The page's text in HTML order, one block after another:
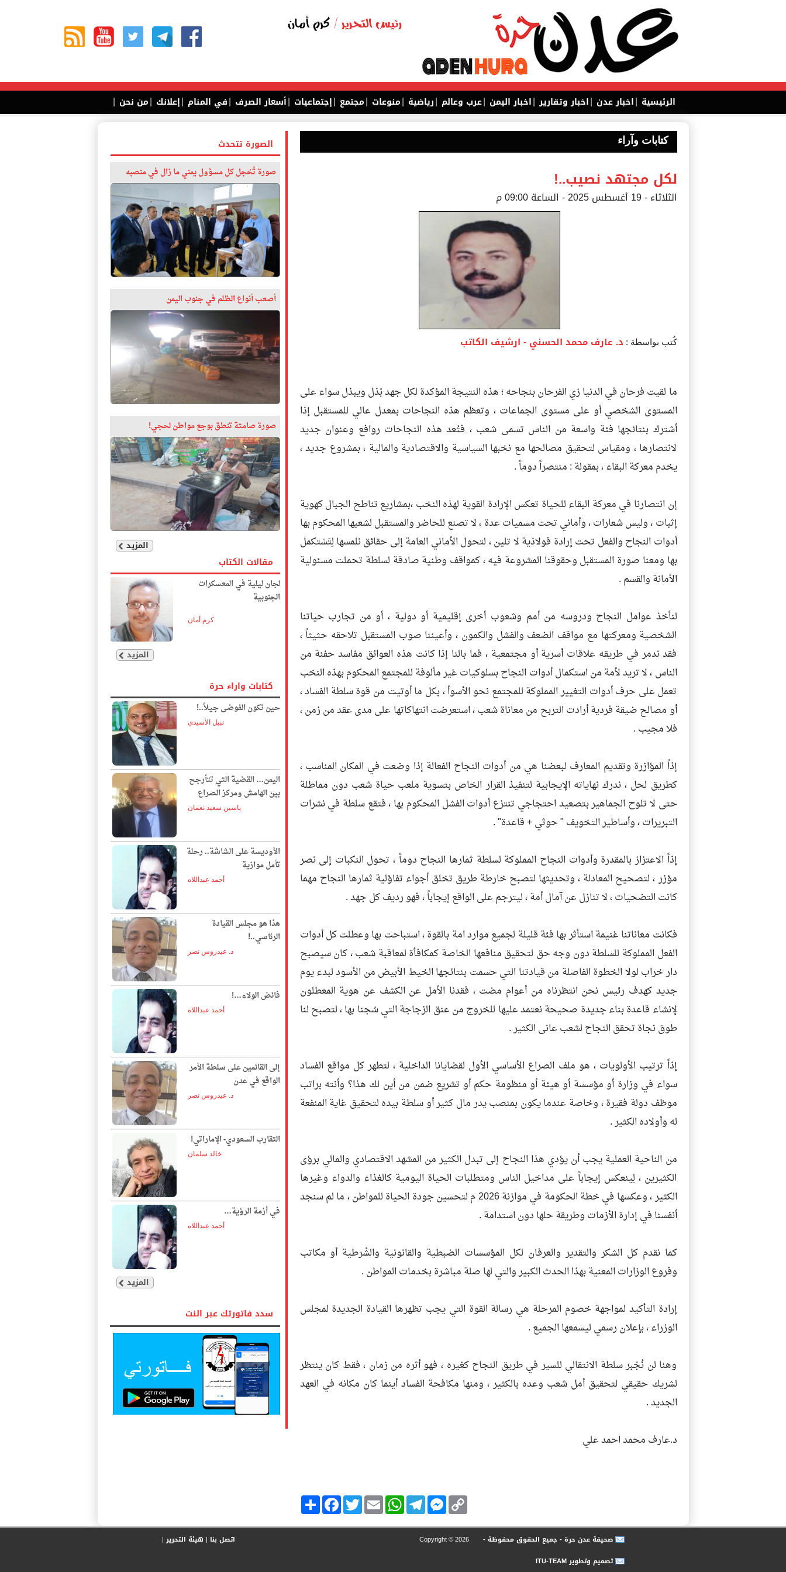
الرئيسية |اخبار عدن |اخبار وتقارير |اخبار اليمن |عرب وعالم |رياضية |منوعات |مجتمع |إجتماعيات |أسعار الصرف |في المنام |إعلانك |من نحن |
الصورة تتحدث
صورة تُخجل كل مسؤول يمني ما زال في منصبه
أصعب أنواع الظلم في جنوب اليمن
صورة صامتة تنطق بوجع مواطن لحجي!
المزيد
مقالات الكتاب
لجان ليلية في المعسكرات
الجنوبية
كرم أمان
المزيد
كتابات واراء حرة
حين تكون الفوضى جيلاً..!
نبيل الأسيدي
اليمن… القضية التي تتأرجح
بين الهامش ومركز الصراع
ياسين سعيد نعمان
الأوديسة على الشاشة.. رحلة
تأمل موازية
أحمد عبداللاه
هذا هو مجلس القيادة
الرئاسي..!
د. عيدروس نصر
فائض الولاء…!
أحمد عبداللاه
إلى القائمين على سلطة الأمر
الواقع في عدن
د. عيدروس نصر
التقارب السعودي- الإماراتي!
خالد سلمان
في أزمة الرؤية…
أحمد عبداللاه
المزيد
سدد فاتورتك عبر النت
كتابات وآراء
لكل مجتهد نصيب..!
الثلاثاء - 19 أغسطس 2025 - الساعة 09:00 م
كُتب بواسطة : د. عارف محمد الحسني - ارشيف الكاتب
ما لقيت فرحان في الدنيا زي الفرحان بنجاحه ؛ هذه النتيجة المؤكدة لكل جهد بُذل ويبذل سواء على
المستوى الشخصي أو على مستوى الجماعات ، وتعظم هذه النجاحات بمعدل عالي للمستقبل إذا
أشترك بنتائجها فئة واسعة من الناس تسمى شعب ، فتُعد هذه النجاحات روافع وعنوان جديد
لانتصارها ، ومقياس لتحقيق مصالحها مع نخبها السياسية والاقتصادية والمالية ، بمشروع جديد ،
يخدم معركة البقاء ، بمقولة : منتصراً دوماً .
إن انتصارنا في معركة البقاء للحياة تعكس الإرادة القوية لهذه النخب ،بمشاريع تناطح الجبال كهوية
إثبات ، وليس شعارات ، وأماني تحت مسميات عدة ، لا تصنع للحاضر والمستقبل لشعبها المحكوم بها
أدوات النجاح والفعل تحت إرادة فولاذية لا تلين ، لتحول الأماني العامة إلى حقائق نلمسها لِتَسْتكمل
بها ومعنا صورة المستقبل وحقوقنا المشروعة فيه ، كمواقف وطنية صادقة لسلطة تحملت مسئولية
الأمانة والقسم .
لنأخذ عوامل النجاح ودروسه من أمم وشعوب أخرى إقليمية أو دولية ، أو من تجارب حياتنا
الشخصية ومعركتها مع مواقف الضعف والفشل والكمون ، وأعيننا صوب المستقبل تلاحقه حثيثاً ،
فقد ندمر في طريقه علاقات أسرية أو مجتمعية ، فما بالنا إذا كانت هذه العوائق مفاسد حفنة من
الناس ، لا تريد لأمة من استكمال أدوات النجاح بسلوكيات غير مألوفة للمجتمع المحكوم بهذه النخب
تعمل على حرف أدوات التغيير المملوكة للمجتمع نحو الأسوأ ، بكل ما أوتيت من قوة سلطة الفساد ،
أو مصالح ضيقة فردية أرادت التربح من معاناة شعب ، استعرضت انتهاكاتها على مدى عقد من زمن ،
فلا مجيب .
إذاً المؤازرة وتقديم المعارف لبعضنا هي من أدوات النجاح الفعالة إذا وضعت في المكان المناسب ،
كطريق لحل ، ندرك نهاياته الإيجابية لتنفيذ القرار الخاص بتسوية ملعب حياة شعب دون مماطلة
حتى لا تلوح الجماهير بتصعيد احتجاجي تنتزع أدوات الفشل المحكوم بها ، فتقع سلطة في نشرات
التبريرات ، وأساطير التخويف " حوثي + قاعدة" .
إذاً الاعتزاز بالمقدرة وأدوات النجاح المملوكة لسلطة ثمارها النجاح دوماً ، تحول النكبات إلى نصر
مؤزر ، لتصحيح المعادلة ، وتحديثها لتصبح خارطة طريق تخلق أجواء تفاؤلية ثمارها النجاح مهما
كانت التضحيات ، لا تنازل عن آمال أمة ، ليترجم على الواقع إيجاباً ، فهو رديف كل جهد .
فكانت معاناتنا غنيمة استأثر بها فئة قليلة لجميع موارد امة بالقوة ، استباحت بها وعطلت كل أدوات
الفعل المملوكة للسلطة دون وجه حق لتحقيق منافعها الخاصة كمكافأة لمعاقبة شعب ، كان سيصبح
دار خراب لولا الخطوة الفاصلة من قيادتنا التي حسمت بنتائجها الخيط الأبيض من الأسود لبدء يوم
جديد كهدف رئيس نحن انتظرناه من أعوام مضت ، فقدنا الأمل عن الكشف عن هوية المعطلون
لإنشاء قاعدة بناء جديدة صحيحة نعتمد عليها للخروج من عنق الزجاجة التي سُجنا بها ، لتصبح لنا
طوق نجاة تحقق النجاح لشعب عانى الكثير .
إذاً ترتيب الأولويات ، هو ملف الصراع الأساسي الأول لقضايانا الداخلية ، لتطهر كل مواقع الفساد
سواء في وزارة أو مؤسسة أو هيئة أو منظومة حكم أو تشريع ضمن من أين لك هذا؟ وأنته براتب
موظف دولة فقيرة ، وخاصة عندما يكون بمنصب يدر مال كثير أو سلطة بيده لتحقيق غاية المنفعة
له وأولاده الكثير .
من الناحية العملية يجب أن يؤدي هذا النجاح إلى تبدل الكثير من المشهد الاقتصادي والمالي برؤى
الكثيرين ، لِينعكس إيجاباً على مداخيل الناس ومتطلبات الحياة اليومية كالغذاء والدواء وغيرها
الكثير ، وعكسها في خطة الحكومة في موازنة 2026 م لتحسين جودة الحياة للمواطن ، ما لم سنجد
أنفسنا في إدارة الأزمات وطريقة حلها دون استدامة .
كما نقدم كل الشكر والتقدير والعرفان لكل المؤسسات الضبطية والقانونية والشُرطية أو مكاتب
وفروع الوزارات المعنية بهذا الحدث الكبير والتي لها صلة مباشرة بخدمات المواطن .
إرادة التأكيد لمواجهة خصوم المرحلة هي رسالة القوة التي يجب تظهرها القيادة الجديدة لمجلس
الوزراء ، بإعلان رسمي ليسمعها الجميع .
وهنا لن نُجْبر سلطة الانتقالي للسير في طريق النجاح كغيره ، فهو أثره من زمان ، فقط كان ينتظر
لشريك حقيقي لتحقيق أمل شعب وعده بالكثير ، ومنها مكافحة الفساد أينما كان مكانه في العهد
الجديد .
د.عارف محمد احمد علي
انشر
FacebookTwitterEmail
WhatsAppTelegram
MessengerCopy
Link
اتصل بنا | هيئة التحرير | صحيفة عدن حرة - جميع الحقوق محفوظة - Copyright ©2026
تصميم وتطوير ITU-TEAM